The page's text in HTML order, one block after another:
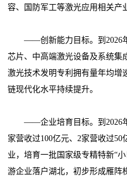
容、国防军工等激光应用相关产
——创新能力目标。到2026年
芯片、中高端激光设备及系统集
激光技术发明专利拥有量年均增
链现代化水平持续提升。
——企业培育目标。到2026年
家营收过100亿元、2家营收过
业，培育一批国家级专精特新“
游企业落户湖北，初步形成雁阵